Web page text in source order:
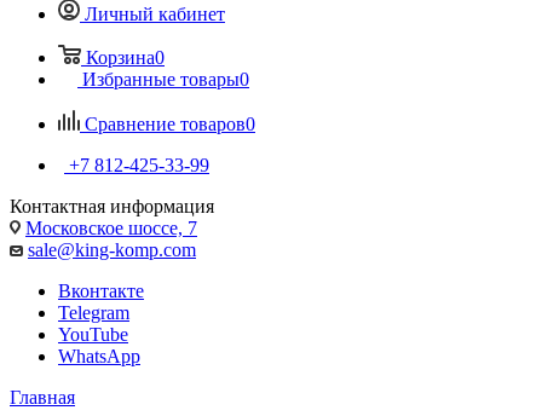
Личный кабинет
Корзина0
Избранные товары0
Сравнение товаров0
+7 812-425-33-99
Контактная информация
Московское шоссе, 7
sale@king-komp.com
Вконтакте
Telegram
YouTube
WhatsApp
Главная